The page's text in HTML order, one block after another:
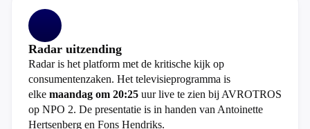
Radar uitzending
Radar is het platform met de kritische kijk op
consumentenzaken. Het televisieprogramma is
elke maandag om 20:25 uur live te zien bij AVROTROS
op NPO 2. De presentatie is in handen van Antoinette
Hertsenberg en Fons Hendriks.